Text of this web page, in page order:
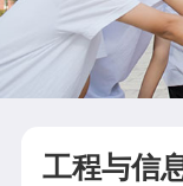
工程与信